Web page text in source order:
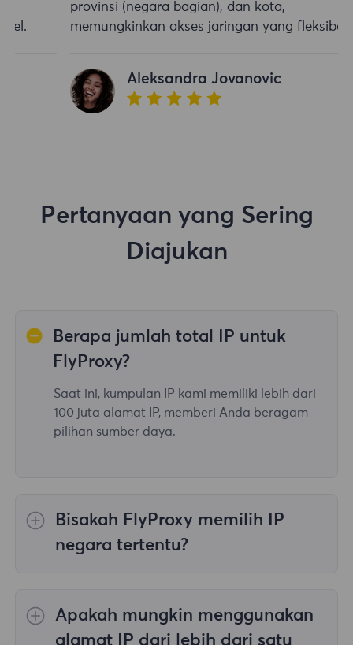
provinsi (negara bagian), dan kota,
memungkinkan akses jaringan yang fleksibel.
Aleksandra Jovanovic
Pertanyaan yang Sering
Diajukan
Berapa jumlah total IP untuk
FlyProxy?
Saat ini, kumpulan IP kami memiliki lebih dari
100 juta alamat IP, memberi Anda beragam
pilihan sumber daya.
Bisakah FlyProxy memilih IP
negara tertentu?
negara/wilayah di seluruh dunia; Proksi
Perumahan Tanpa Batas
tidak mendukung
Apakah mungkin menggunakan
alamat IP dari lebih dari satu